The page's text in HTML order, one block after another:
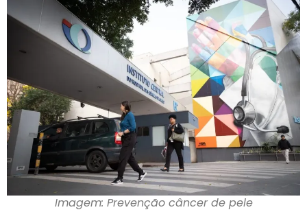
Imagem: Prevenção câncer de pele